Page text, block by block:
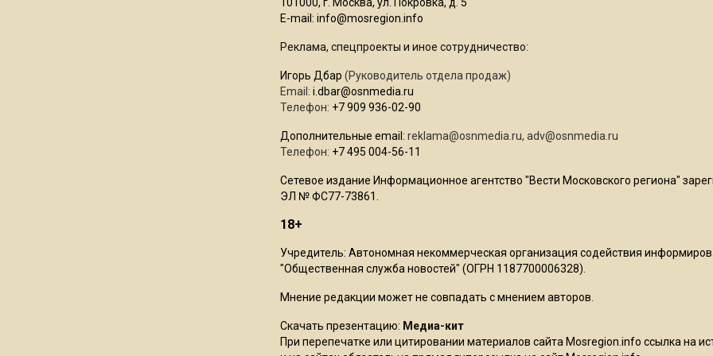
E-mail: info@mosregion.info
Реклама, спецпроекты и иное сотрудничество:
Игорь Дбар (Руководитель отдела продаж)
Email: i.dbar@osnmedia.ru
Телефон: +7 909 936-02-90
Дополнительные email: reklama@osnmedia.ru, adv@osnmedia.ru
Телефон: +7 495 004-56-11
Сетевое издание Информационное агентство "Вести Московского региона"
ЭЛ № ФС77-73861.
18+
Учредитель: Автономная некоммерческая организация содействия
"Общественная служба новостей" (ОГРН 1187700006328).
Мнение редакции может не совпадать с мнением авторов.
Скачать презентацию: Медиа-кит
При перепечатке или цитировании материалов сайта Mosregion.info ссылка на